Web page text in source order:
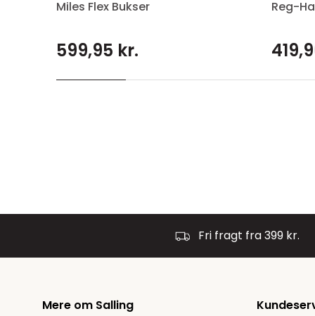
Miles Flex Bukser
599,95 kr.
Reg-
Fri fragt fra 399 kr.
Mere om Salling